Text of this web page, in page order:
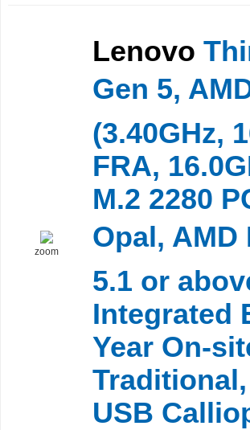
zoom
Lenovo
Gen 5,
(3.40GHz,
FRA,
M.2 2280
Opal, AMD
5.1 or
Integrated
Year On-
USB